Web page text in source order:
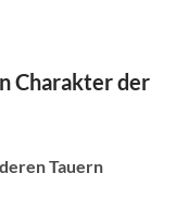
Charakter der
Tauern